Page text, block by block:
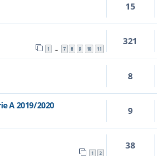
15
1 … 7 8 9 10 11
321
8
A 2019/2020 9
1 2
38